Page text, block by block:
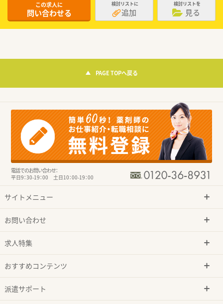
この求人に
問い合わせる
検討リストに
追加
検討リストを
見る
PAGE TOPへ戻る
電話でのお問い合わせ：
平日9：30-19：00 土日10：00-19：00
サイトメニュー
お問い合わせ
求人特集
おすすめコンテンツ
派遣サポート